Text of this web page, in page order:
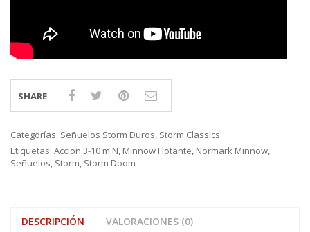
SHARE
Categorías: Señuelos Storm Duros, Storm Classics
Etiquetas: Accion 3-10 m N, Minnow Flotante, Normark Minnow,
Señuelos, Storm, Storm Doom
DESCRIPCIÓN VALORACIONES (0)